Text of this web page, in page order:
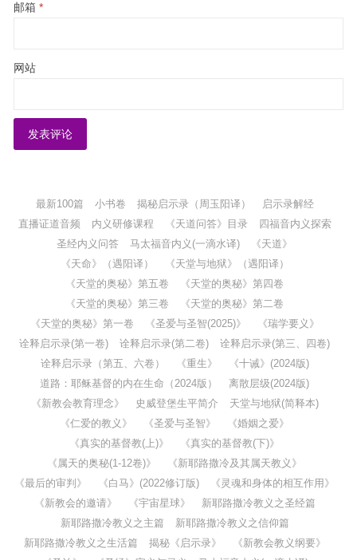
邮箱 *
网站
最新100篇 小书卷 揭秘启示录（周玉阳译）
启示录解经
直播证道音频
内义研修课程 《天道问答》目录
四福音内义探索
圣经内义问答
马太福音内义(一滴水译)
《天道》
《天命》（遇阳译）
《天堂与地狱》（遇阳译）
《天堂的奥秘》第五卷
《天堂的奥秘》第四卷
《天堂的奥秘》第三卷
《天堂的奥秘》第二卷
《天堂的奥秘》第一卷
《圣爱与圣智(2025)》
《瑞学要义》
诠释启示录(第一卷)
诠释启示录(第二卷)
诠释启示录(第三、四卷)
诠释启示录（第五、六卷）
《重生》
《十诫》(2024版)
道路：耶稣基督的内在生命（2024版）
离散层级(2024版)
《新教会教育理念》
史威登堡生平简介
天堂与地狱(简释本)
《仁爱的教义》
《圣爱与圣智》
《婚姻之爱》
《真实的基督教(上)》
《真实的基督教(下)》
《属天的奥秘(1-12卷)》
《新耶路撒冷及其属天教义》
《最后的审判》
《白马》(2022修订版)
《灵魂和身体的相互作用》
《新教会的邀请》
《宇宙星球》
新耶路撒冷教义之圣经篇
新耶路撒冷教义之主篇
新耶路撒冷教义之信仰篇
新耶路撒冷教义之生活篇
揭秘《启示录》
《新教会教义纲要》